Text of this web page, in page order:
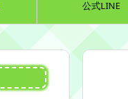
公式LINE